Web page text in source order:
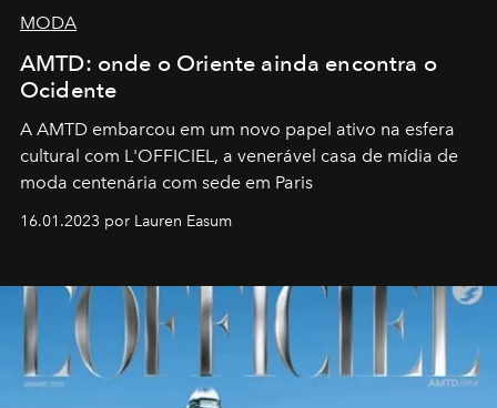
MODA
AMTD: onde o Oriente ainda encontra o
Ocidente
A AMTD embarcou em um novo papel ativo na esfera
cultural com L'OFFICIEL, a venerável casa de mídia de
moda centenária com sede em Paris
16.01.2023 por Lauren Easum